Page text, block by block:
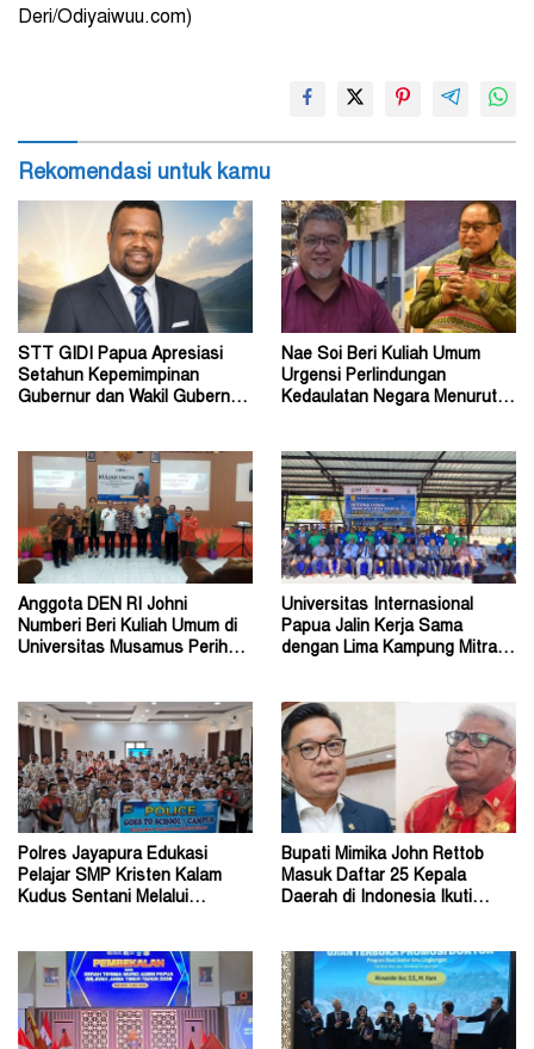
Deri/Odiyaiwuu.com)
Rekomendasi untuk kamu
STT GIDI Papua Apresiasi
Setahun Kepemimpinan
Gubernur dan Wakil Gubernur
Nae Soi Beri Kuliah Umum
Urgensi Perlindungan
Kedaulatan Negara Menurut
Anggota DEN RI Johni
Numberi Beri Kuliah Umum di
Universitas Musamus Perihal
Universitas Internasional
Papua Jalin Kerja Sama
dengan Lima Kampung Mitra di
Polres Jayapura Edukasi
Pelajar SMP Kristen Kalam
Kudus Sentani Melalui
Bupati Mimika John Rettob
Masuk Daftar 25 Kepala
Daerah di Indonesia Ikuti